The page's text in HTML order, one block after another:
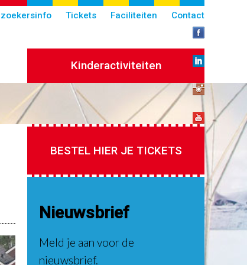
Tickets Faciliteiten Contact
Kinderactiviteiten
BESTEL HIER JE TICKETS
Nieuwsbrief
Meld je aan voor de
nieuwsbrief.